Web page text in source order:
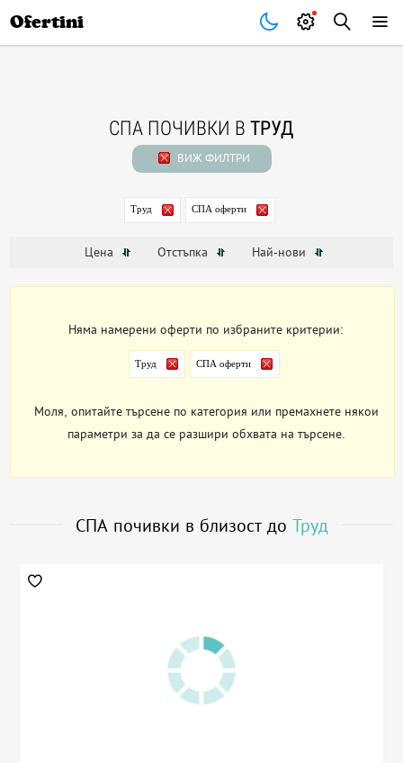
Ofertini
СПА ПОЧИВКИ В ТРУД
ВИЖ ФИЛТРИ
Труд СПА оферти
Цена Отстъпка Най-нови
Няма намерени оферти по избраните критерии:
Труд СПА оферти
Моля, опитайте търсене по категория или премахнете някои
параметри за да се разшири обхвата на търсене.
СПА почивки в близост до Труд